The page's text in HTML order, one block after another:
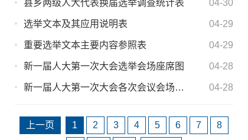
县乡两级人大代表换届选举调查统计表 04-30
选举文本及其应用说明表 04-29
重要选举文本主要内容参照表 04-29
新一届人大第一次大会选举会场座席图 04-28
新一届人大第一次大会各次会议会场座席图 04-28
上一页 1 2 3 4 5 6 7 8